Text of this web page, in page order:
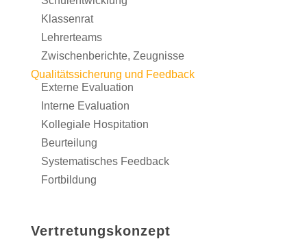
Klassenrat
Lehrerteams
Zwischenberichte, Zeugnisse
Qualitätssicherung und Feedback
Externe Evaluation
Interne Evaluation
Kollegiale Hospitation
Beurteilung
Systematisches Feedback
Fortbildung
Vertretungskonzept